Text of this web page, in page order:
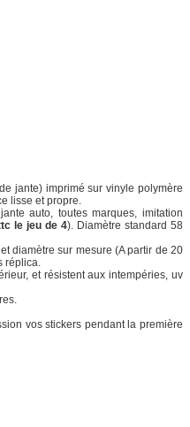
jante) imprimé sur vinyle polymère
lisse et propre.
auto, toutes marques, imitation
le jeu de 4). Diamètre standard 58
diamètre sur mesure (A partir de 20
réplica.
et résistent aux intempéries, uv
vos stickers pendant la première